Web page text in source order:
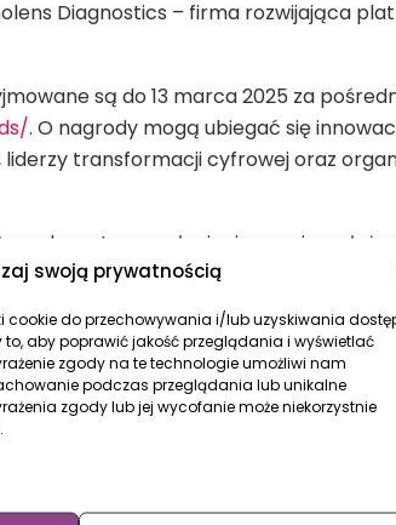
swoją prywatnością
cookie do przechowywania i/lub uzyskiwania
aby poprawić jakość przeglądania i wyświetlać
zgody na te technologie umożliwi nam
podczas przeglądania lub unikalne
zgody lub jej wycofanie może niekorzystnie
Diagnostics – firma rozwijająca
są do 13 marca 2025 za
. O nagrody mogą ubiegać się
transformacji cyfrowej oraz
zostaną wyłonieni przez jury
gala finałowa odbędzie się 7 kwietnia